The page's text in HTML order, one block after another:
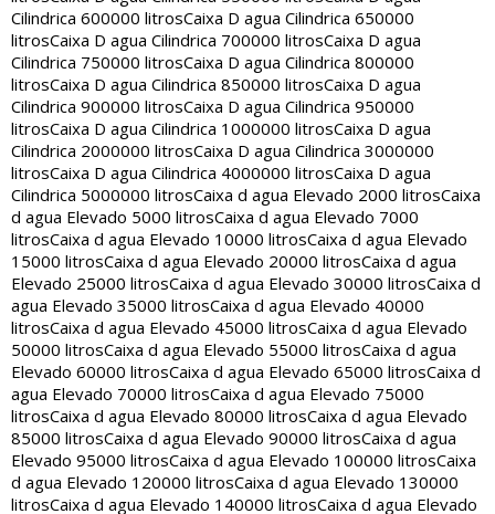
Cilindrica 600000 litrosCaixa D agua Cilindrica 650000
litrosCaixa D agua Cilindrica 700000 litrosCaixa D agua
Cilindrica 750000 litrosCaixa D agua Cilindrica 800000
litrosCaixa D agua Cilindrica 850000 litrosCaixa D agua
Cilindrica 900000 litrosCaixa D agua Cilindrica 950000
litrosCaixa D agua Cilindrica 1000000 litrosCaixa D agua
Cilindrica 2000000 litrosCaixa D agua Cilindrica 3000000
litrosCaixa D agua Cilindrica 4000000 litrosCaixa D agua
Cilindrica 5000000 litrosCaixa d agua Elevado 2000 litrosCaixa
d agua Elevado 5000 litrosCaixa d agua Elevado 7000
litrosCaixa d agua Elevado 10000 litrosCaixa d agua Elevado
15000 litrosCaixa d agua Elevado 20000 litrosCaixa d agua
Elevado 25000 litrosCaixa d agua Elevado 30000 litrosCaixa d
agua Elevado 35000 litrosCaixa d agua Elevado 40000
litrosCaixa d agua Elevado 45000 litrosCaixa d agua Elevado
50000 litrosCaixa d agua Elevado 55000 litrosCaixa d agua
Elevado 60000 litrosCaixa d agua Elevado 65000 litrosCaixa d
agua Elevado 70000 litrosCaixa d agua Elevado 75000
litrosCaixa d agua Elevado 80000 litrosCaixa d agua Elevado
85000 litrosCaixa d agua Elevado 90000 litrosCaixa d agua
Elevado 95000 litrosCaixa d agua Elevado 100000 litrosCaixa
d agua Elevado 120000 litrosCaixa d agua Elevado 130000
litrosCaixa d agua Elevado 140000 litrosCaixa d agua Elevado